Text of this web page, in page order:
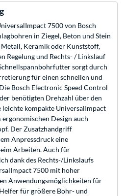
7500 von Bosch
in Ziegel, Beton und Stein
Keramik oder Kunststoff,
Regelung und Rechts- / Linkslauf
sorgt durch
für einen schnellen und
Bosch Electronic Speed Control
benötigten Drehzahl über den
leichte kompakte UniversalImpact
Design auch
Der Zusatzhandgriff
Anpressdruck eine
Arbeiten. Auch für
dank des Rechts-/Linkslaufs
7500 mit hoher
Anwendungsmöglichkeiten für
für größere Bohr- und